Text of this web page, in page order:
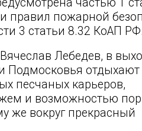
правил пожарной
3 статьи 8.32 КоАП РФ.
Лебедев, в
Подмосковья отдыхают
песчаных карьеров,
и возможностью
же вокруг прекрасный